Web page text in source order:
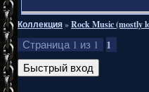
Коллекция»Rock Music (mostly
Страница 1 из 1 1